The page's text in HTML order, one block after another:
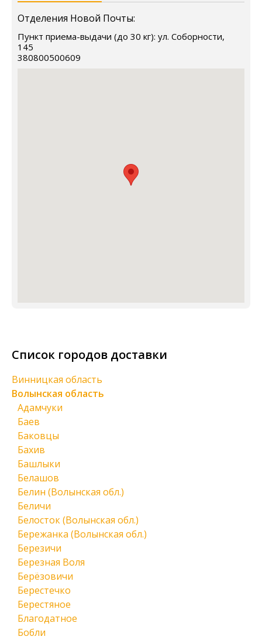
Отделения Новой Почты:
Пункт приема-выдачи (до 30 кг): ул. Соборности,
145
380800500609
Список городов доставки
Винницкая область
Волынская область
Адамчуки
Баев
Баковцы
Бахив
Башлыки
Белашов
Белин (Волынская обл.)
Беличи
Белосток (Волынская обл.)
Бережанка (Волынская обл.)
Березичи
Березная Воля
Берёзовичи
Берестечко
Берестяное
Благодатное
Бобли